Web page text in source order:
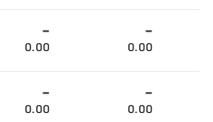
-
0.00
-
0.00
-
0.00
-
0.00